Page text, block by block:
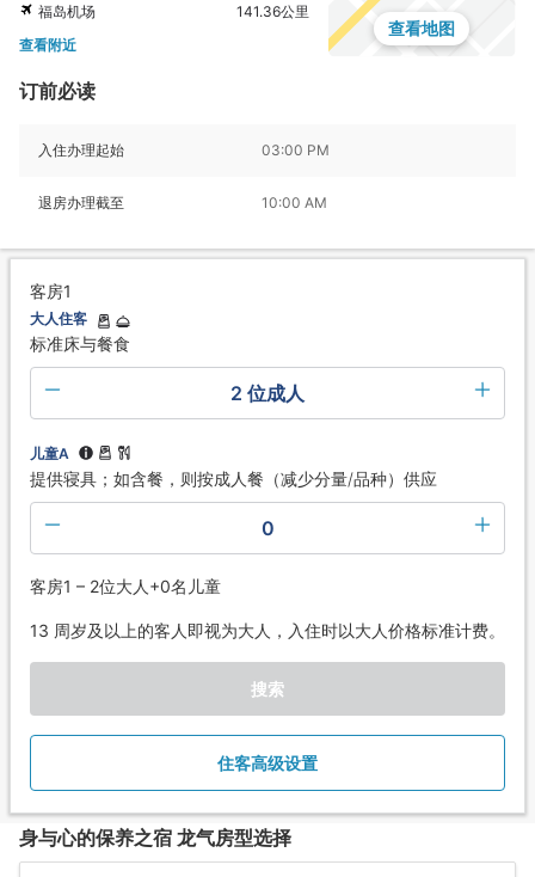
福岛机场
141.36公里
查看附近
查看地图
订前必读
入住办理起始 03:00 PM
退房办理截至 10:00 AM
客房1
大人住客
标准床与餐食
2 位成人
儿童A
提供寝具；如含餐，则按成人餐（减少分量/品种）供应
0
客房1 – 2位大人+0名儿童
13 周岁及以上的客人即视为大人，入住时以大人价格标准计费。
搜索
住客高级设置
身与心的保养之宿 龙气房型选择